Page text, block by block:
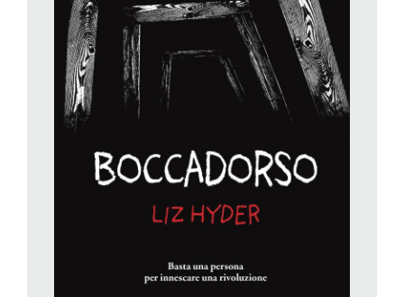
una mamma, creativo, giocoso, gratuito come dev’essere un
amore. Una mamma che per il suo bambino costretto in casa
dalla febbre si inventa di portargli la neve dentro – uscendo in
strada con un piatto su cui raccogliere i fiocchi che scendono
dal cielo – e con quella neve sul piatto (vero cibo – dal cielo –
per l’anima), messo poi in casa sul tavolo, costruire un
quattro personaggi di questa storia, la mamma e il bambino in
primis, nel loro abbraccio in primo piano, ma anche il pupazzo
di neve e l’uccellino nero, un merlo, sul davanzale. Due
creature umane di questo mondo e due piccoli emissari di un
questo freddo in qualcosa di caldo come l’amore. Il freddo può